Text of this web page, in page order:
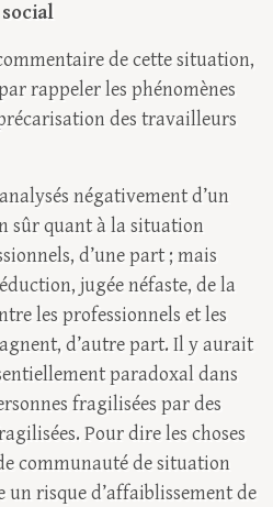
de cette situation,
rappeler les phénomènes
des travailleurs
négativement d’un
sûr quant à la situation
d’une part ; mais
jugée néfaste, de la
les professionnels et les
d’autre part. Il y aurait
paradoxal dans
fragilisées par des
Pour dire les choses
communauté de situation
risque d’affaiblissement de